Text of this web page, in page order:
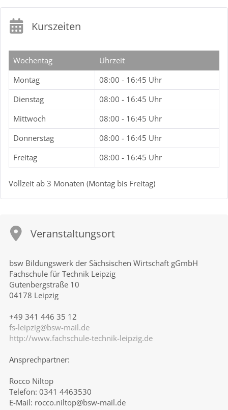
Kurszeiten
Wochentag
Uhrzeit
Montag
08:00 - 16:45 Uhr
Dienstag
08:00 - 16:45 Uhr
Mittwoch
08:00 - 16:45 Uhr
Donnerstag
08:00 - 16:45 Uhr
Freitag
08:00 - 16:45 Uhr
Vollzeit ab 3 Monaten (Montag bis Freitag)
Veranstaltungsort
bsw Bildungswerk der Sächsischen Wirtschaft gGmbH
Fachschule für Technik Leipzig
Gutenbergstraße 10
04178 Leipzig
+49 341 446 35 12
fs-leipzig@bsw-mail.de
http://www.fachschule-technik-leipzig.de
Ansprechpartner:
Rocco Niltop
Telefon: 0341 4463530
E-Mail: rocco.niltop@bsw-mail.de